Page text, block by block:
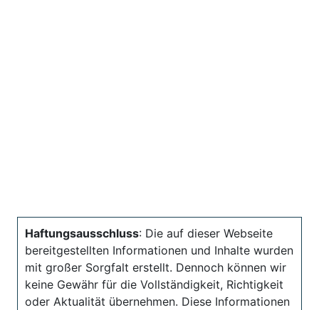
Haftungsausschluss: Die auf dieser Webseite
bereitgestellten Informationen und Inhalte wurden
mit großer Sorgfalt erstellt. Dennoch können wir
keine Gewähr für die Vollständigkeit, Richtigkeit
oder Aktualität übernehmen. Diese Informationen